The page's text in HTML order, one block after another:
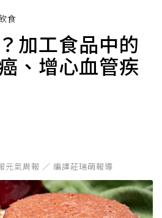
食
加工食品中的
、增心血管疾
元氣周報 ／ 編譯莊瑞萌報導